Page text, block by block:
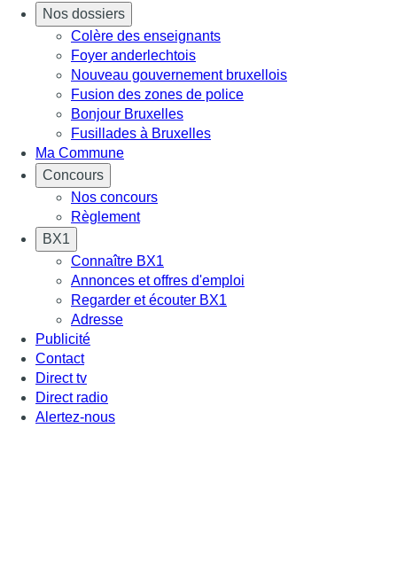
Nos dossiers
Colère des enseignants
Foyer anderlechtois
Nouveau gouvernement bruxellois
Fusion des zones de police
Bonjour Bruxelles
Fusillades à Bruxelles
Ma Commune
Concours
Nos concours
Règlement
BX1
Connaître BX1
Annonces et offres d'emploi
Regarder et écouter BX1
Adresse
Publicité
Contact
Direct tv
Direct radio
Alertez-nous